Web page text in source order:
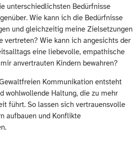
unterschiedlichsten Bedürfnisse
Wie kann ich die Bedürfnisse
und gleichzeitig meine Zielsetzungen
vertreten? Wie kann ich angesichts der
eine liebevolle, empathische
anvertrauten Kindern bewahren?
Kommunikation entsteht
wohlwollende Haltung, die zu mehr
führt. So lassen sich vertrauensvolle
aufbauen und Konflikte